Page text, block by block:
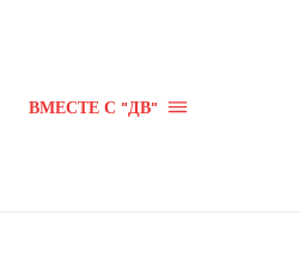
ВМЕСТЕ С "ДВ"